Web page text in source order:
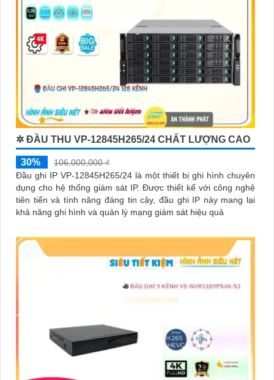
✲ ĐẦU THU VP-12845H265/24 CHẤT LƯỢNG CAO
30%
106,000,000 ₫
Đầu ghi IP VP-12845H265/24 là một thiết bị ghi hình chuyên
dụng cho hệ thống giám sát IP. Được thiết kế với công nghệ
tiên tiến và tính năng đáng tin cậy, đầu ghi IP này mang lại
khả năng ghi hình và quản lý mạng giám sát hiệu quả